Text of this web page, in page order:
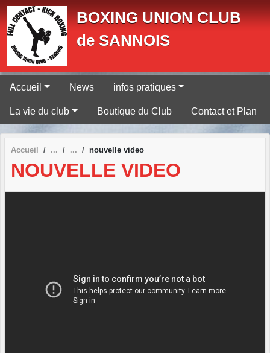
BOXING UNION CLUB
de SANNOIS
Accueil News infos pratiques
La vie du club Boutique du Club Contact et Plan
Accueil nouvelle video
NOUVELLE VIDEO
Panneau de gestion des cookies